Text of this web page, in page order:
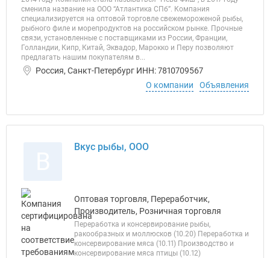
сменила название на ООО “Атлантика СПб”. Компания
специализируется на оптовой торговле свежемороженой рыбы,
рыбного филе и морепродуктов на российском рынке. Прочные
связи, установленные с поставщиками из России, Франции,
Голландии, Кипр, Китай, Эквадор, Марокко и Перу позволяют
предлагать нашим покупателям в...
Россия, Санкт-Петербург ИНН: 7810709567
О компании
Объявления
Вкус рыбы, ООО
Оптовая торговля, Переработчик,
Производитель, Розничная торговля
Переработка и консервирование рыбы,
ракообразных и моллюсков (10.20) Переработка и
консервирование мяса (10.11) Производство и
консервирование мяса птицы (10.12)